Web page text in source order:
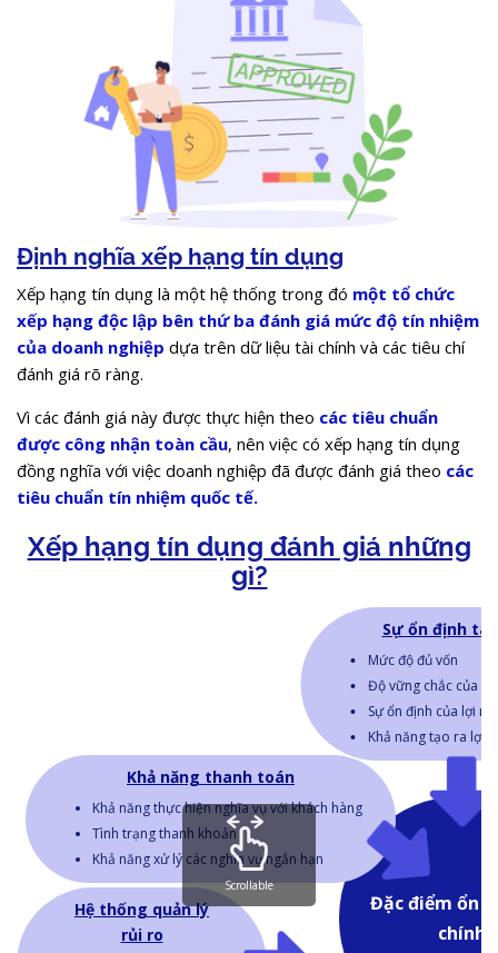
Định nghĩa xếp hạng tín dụng
Xếp hạng tín dụng là một hệ thống trong đó một tổ chức
xếp hạng độc lập bên thứ ba đánh giá mức độ tín nhiệm
của doanh nghiệp dựa trên dữ liệu tài chính và các tiêu chí
đánh giá rõ ràng.
Vì các đánh giá này được thực hiện theo các tiêu chuẩn
được công nhận toàn cầu, nên việc có xếp hạng tín dụng
đồng nghĩa với việc doanh nghiệp đã được đánh giá theo các
tiêu chuẩn tín nhiệm quốc tế.
Xếp hạng tín dụng đánh giá những
gì?
Đặc điểm ổn
chính
Hệ thống quản lý
rủi ro
Khả năng thanh toán
Khả năng thực hiện nghĩa vụ với khách hàng
Tình trạng thanh khoản
Khả năng xử lý các nghĩa vụ ngắn hạn
Sự ổn định tài
Mức độ đủ vốn
Độ vững chắc của
Sự ổn định của lợi
Khả năng tạo ra lợi
Scrollable